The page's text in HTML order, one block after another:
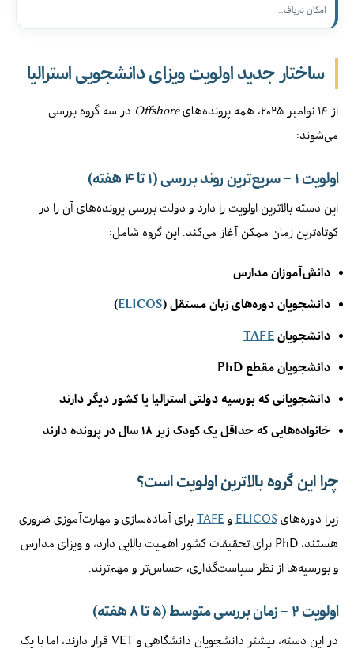
امکان دریاف…
ساختار جدید اولویت ویزای دانشجویی استرالیا
از ۱۴ نوامبر ۲۰۲۵، همه پرونده‌های Offshore در سه گروه بررسی
می‌شوند:
اولویت ۱ – سریع‌ترین روند بررسی (۱ تا ۴ هفته)
این دسته بالاترین اولویت را دارد و دولت بررسی پرونده‌های آن را در
کوتاه‌ترین زمان ممکن آغاز می‌کند. این گروه شامل:
دانش‌آموزان مدارس
دانشجویان دوره‌های زبان مستقل (ELICOS
)
دانشجویان TAFE
دانشجویان مقطع PhD
دانشجویانی که بورسیه دولتی استرالیا یا کشور دیگر دارند
خانواده‌هایی که حداقل یک کودک زیر ۱۸ سال در پرونده دارند
چرا این گروه بالاترین اولویت است؟
زیرا دوره‌های ELICOS و TAFE برای آماده‌سازی و مهارت‌آموزی ضروری
هستند، PhD برای تحقیقات کشور اهمیت بالایی دارد، و ویزای مدارس
و بورسیه‌ها از نظر سیاست‌گذاری، حساس‌تر و مهم‌ترند.
اولویت ۲ – زمان بررسی متوسط (۵ تا ۸ هفته)
در این دسته، بیشتر دانشجویان دانشگاهی و VET قرار دارند، اما با یک